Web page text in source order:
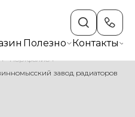
Полезно Контакты
/ Портфолио /
завод радиаторов